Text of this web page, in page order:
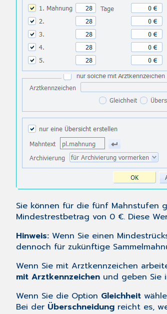
Sie können für die fünf Mahnstufen
Mindestrestbetrag von 0 €. Diese
Hinweis: Wenn Sie einen
dennoch für zukünftige
Wenn Sie mit Arztkennzeichen
mit Arztkennzeichen und geben Sie
Wenn Sie die Option Gleichheit
Bei der Überschneidung reicht es,